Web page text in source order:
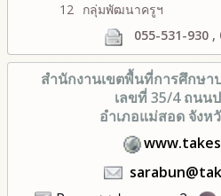
12 กลุ่มพัฒนาครูฯ
055-531-930 ,
สำนักงานเขตพื้นที่การศึกษา
เลขที่ 35/4 ถนน
อำเภอแม่สอด จังห